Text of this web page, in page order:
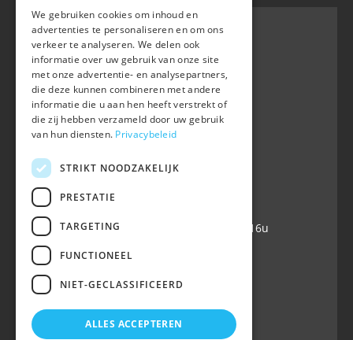
BWP
Waversebaan 99
B-3050 OUD-HEVERLEE
+32 (0) 16 47 99 80
+32 (0) 16 47 99 85
info@belgian-warmblood.com
VAT BE 0410.346.424
IBAN BE40 7364 0368 4863
Open every working day: 9u-12u & 13-16u
Follow us
We gebruiken cookies om inhoud en
advertenties te personaliseren en om ons
verkeer te analyseren. We delen ook
informatie over uw gebruik van onze site
met onze advertentie- en analysepartners,
die deze kunnen combineren met andere
informatie die u aan hen heeft verstrekt of
die zij hebben verzameld door uw gebruik
van hun diensten. Privacybeleid
STRIKT NOODZAKELIJK
PRESTATIE
TARGETING
FUNCTIONEEL
NIET-GECLASSIFICEERD
ALLES ACCEPTEREN